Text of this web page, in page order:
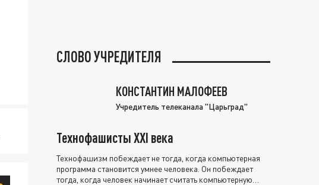
СЛОВО УЧРЕДИТЕЛЯ
КОНСТАНТИН МАЛОФЕЕВ
Учредитель телеканала "Царьград"
Технофашисты XXI века
Технофашизм побеждает не тогда, когда компьютерная
программа становится умнее человека. Он побеждает
тогда, когда человек начинает считать компьютерную